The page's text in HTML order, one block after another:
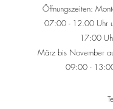
Öffnungszeiten:
07:00 - 12.00 Uhr
17:00
März bis November
09:00 -